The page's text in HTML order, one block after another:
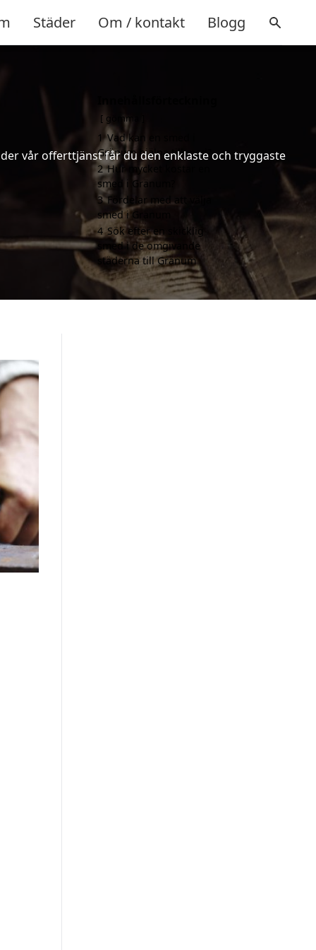
Städer Om / kontakt Blogg
vår offerttjänst får du den enklaste och tryggaste
gömma
1 Vad kan en smed i
Gränum hjälpa till med?
2 Hur mycket kostar en
smed i Gränum?
3 Fördelar med att välja
smed i Gränum
4 Sök efter en skicklig
smed i de omgivande
städerna till Gränum